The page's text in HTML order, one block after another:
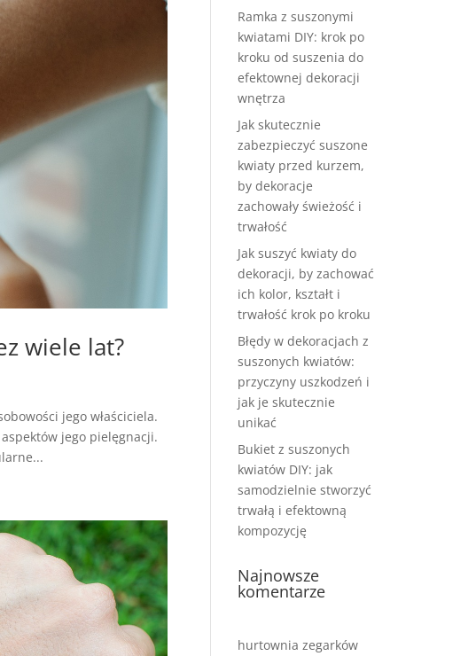
wiele lat?
jego właściciela.
jego pielęgnacji.
Ramka z suszonymi
kwiatami DIY: krok po
kroku od suszenia do
efektownej dekoracji
wnętrza
Jak skutecznie
zabezpieczyć suszone
kwiaty przed kurzem,
by dekoracje
zachowały świeżość i
trwałość
Jak suszyć kwiaty do
dekoracji, by zachować
ich kolor, kształt i
trwałość krok po kroku
Błędy w dekoracjach z
suszonych kwiatów:
przyczyny uszkodzeń i
jak je skutecznie
unikać
Bukiet z suszonych
kwiatów DIY: jak
samodzielnie stworzyć
trwałą i efektowną
kompozycję
Najnowsze
komentarze
hurtownia zegarków